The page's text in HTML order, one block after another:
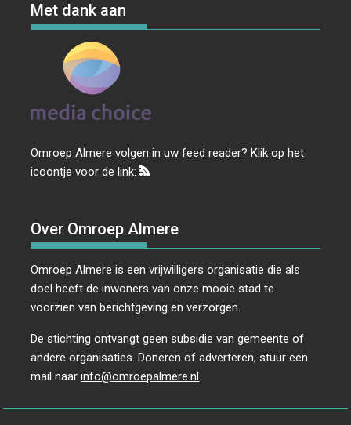
Met dank aan
Omroep Almere volgen in uw feed reader? Klik op het
icoontje voor de link:
Over Omroep Almere
Omroep Almere is een vrijwilligers organisatie die als
doel heeft de inwoners van onze mooie stad te
voorzien van berichtgeving en verzorgen.
De stichting ontvangt geen subsidie van gemeente of
andere organisaties. Doneren of adverteren, stuur een
mail naarinfo@omroepalmere.nl.